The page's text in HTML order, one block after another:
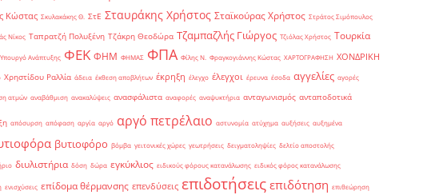
Κώστας Σκυλακάκης Θ. ΣτΕ Σταυράκης Χρήστος Σταϊκούρας Χρήστος Στράτος Σιμόπουλος
Νίκος Ταπρατζή Πολυξένη Τζάκρη Θεοδώρα Τζαμπαζλής Γιώργος Τζιόλας Χρήστος Τουρκία
Υπουργό Ανάπτυξης ΦΕΚ ΦΗΜ ΦΗΜΑΣ ΦΠΑ Φίλης Ν. Φραγκογιάννης Κώστας ΧΑΡΤΟΓΡΑΦΗΣΗ ΧΟΝΔΡΙΚΗ
Χρηστίδου Ραλλία άδεια έκθεση αποβλήτων έκρηξη έλεγχο έλεγχοι έρευνα έσοδα αγγελίες αγορές
ατμών αναβάθμιση ανακαλύψεις ανασφάλιστα αναφορές αναψυκτήρια ανταγωνισμός ανταποδοτικά
απόσυρση απόφαση αργία αργό αργό πετρέλαιο αστυνομία ατύχημα αυξήσεις αυξημένα
βυτιοφόρο βόμβα γειτονικές χώρες γεωτρήσεις δειγματοληψίες δελτίο αποστολής
διυλιστήρια δόση δώρα εγκύκλιος ειδικούς φόρους κατανάλωσης ειδικός φόρος κατανάλωσης
ενισχύσεις επίδομα θέρμανσης επενδύσεις επιδοτήσεις επιδότηση επιθεώρηση